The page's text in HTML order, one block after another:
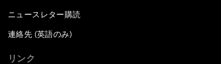
ニュースレター購読
連絡先 (英語のみ)
リンク